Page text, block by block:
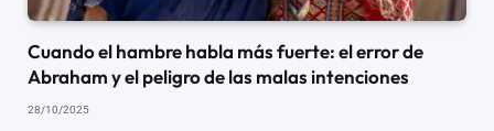
Cuando el hambre habla más fuerte: el error de
Abraham y el peligro de las malas intenciones
28/10/2025